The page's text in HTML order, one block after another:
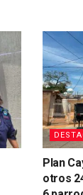
Plan
otros